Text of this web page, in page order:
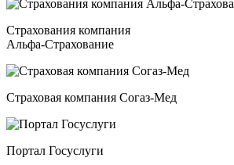
Страхования компания
Альфа-Страхование
Страховая компания Согаз-Мед
Портал Госуслуги